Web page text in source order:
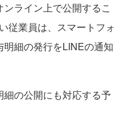
ライン上で公開するこ
従業員は、スマートフォ
細の発行をLINEの通知
の公開にも対応する予